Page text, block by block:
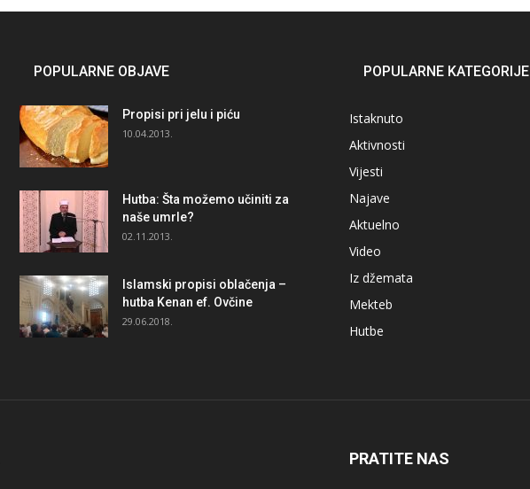
POPULARNE OBJAVE
Propisi pri jelu i piću
10.04.2013.
Hutba: Šta možemo učiniti za
naše umrle?
02.11.2013.
Islamski propisi oblačenja –
hutba Kenan ef. Ovčine
29.06.2018.
POPULARNE KATEGORIJE
Istaknuto
Aktivnosti
Vijesti
Najave
Aktuelno
Video
Iz džemata
Mekteb
Hutbe
PRATITE NAS